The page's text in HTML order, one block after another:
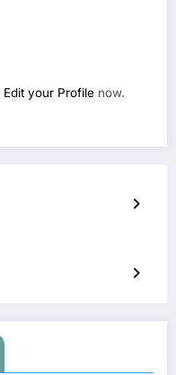
Edit your Profile now.